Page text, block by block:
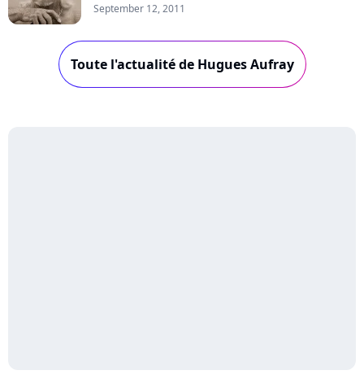
September 12, 2011
Toute l'actualité de Hugues Aufray